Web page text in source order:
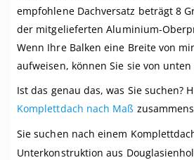
empfohlene Dachversatz beträgt 8
der mitgelieferten Aluminium-
Wenn Ihre Balken eine Breite von
aufweisen, können Sie sie von
Ist das genau das, was Sie suchen?
Komplettdach nach Maß
Sie suchen nach einem
Unterkonstruktion aus